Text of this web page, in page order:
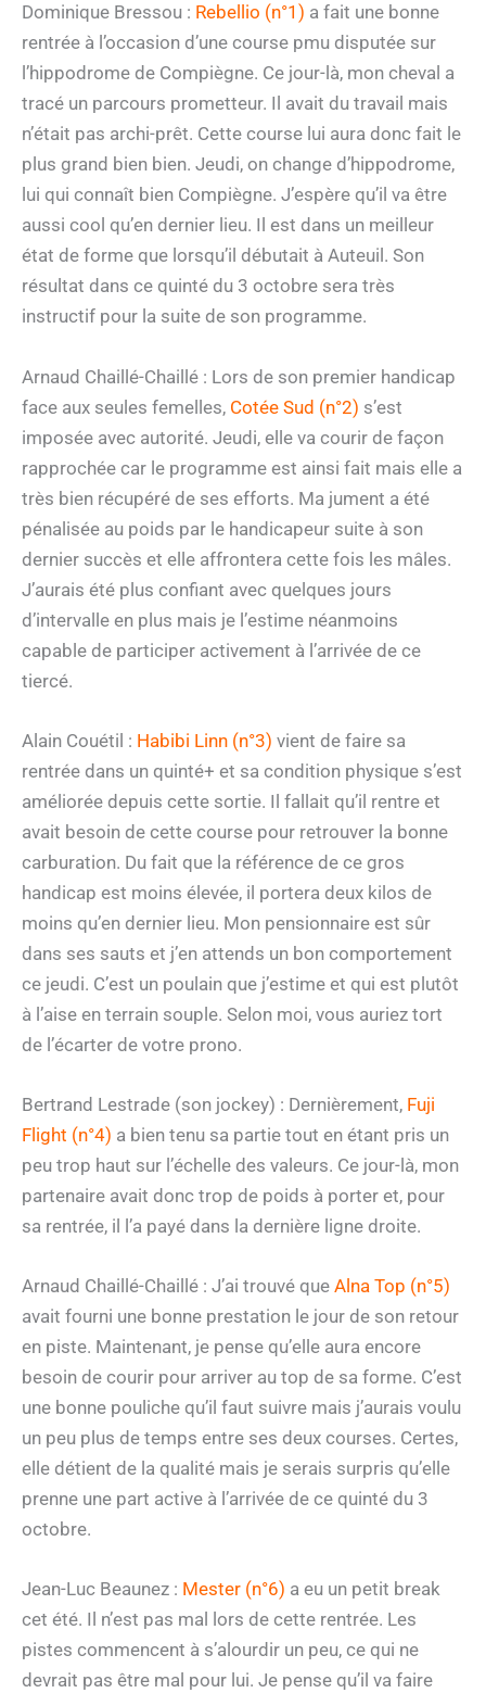
Dominique Bressou : Rebellio (n°1) a fait une bonne
rentrée à l’occasion d’une course pmu disputée sur
l’hippodrome de Compiègne. Ce jour-là, mon cheval a
tracé un parcours prometteur. Il avait du travail mais
n’était pas archi-prêt. Cette course lui aura donc fait le
plus grand bien bien. Jeudi, on change d’hippodrome,
lui qui connaît bien Compiègne. J’espère qu’il va être
aussi cool qu’en dernier lieu. Il est dans un meilleur
état de forme que lorsqu’il débutait à Auteuil. Son
résultat dans ce quinté du 3 octobre sera très
instructif pour la suite de son programme.
Arnaud Chaillé-Chaillé : Lors de son premier handicap
face aux seules femelles, Cotée Sud (n°2) s’est
imposée avec autorité. Jeudi, elle va courir de façon
rapprochée car le programme est ainsi fait mais elle a
très bien récupéré de ses efforts. Ma jument a été
pénalisée au poids par le handicapeur suite à son
dernier succès et elle affrontera cette fois les mâles.
J’aurais été plus confiant avec quelques jours
d’intervalle en plus mais je l’estime néanmoins
capable de participer activement à l’arrivée de ce
tiercé.
Alain Couétil : Habibi Linn (n°3) vient de faire sa
rentrée dans un quinté+ et sa condition physique s’est
améliorée depuis cette sortie. Il fallait qu’il rentre et
avait besoin de cette course pour retrouver la bonne
carburation. Du fait que la référence de ce gros
handicap est moins élevée, il portera deux kilos de
moins qu’en dernier lieu. Mon pensionnaire est sûr
dans ses sauts et j’en attends un bon comportement
ce jeudi. C’est un poulain que j’estime et qui est plutôt
à l’aise en terrain souple. Selon moi, vous auriez tort
de l’écarter de votre prono.
Bertrand Lestrade (son jockey) : Dernièrement, Fuji
Flight (n°4) a bien tenu sa partie tout en étant pris un
peu trop haut sur l’échelle des valeurs. Ce jour-là, mon
partenaire avait donc trop de poids à porter et, pour
sa rentrée, il l’a payé dans la dernière ligne droite.
Arnaud Chaillé-Chaillé : J’ai trouvé que Alna Top (n°5)
avait fourni une bonne prestation le jour de son retour
en piste. Maintenant, je pense qu’elle aura encore
besoin de courir pour arriver au top de sa forme. C’est
une bonne pouliche qu’il faut suivre mais j’aurais voulu
un peu plus de temps entre ses deux courses. Certes,
elle détient de la qualité mais je serais surpris qu’elle
prenne une part active à l’arrivée de ce quinté du 3
octobre.
Jean-Luc Beaunez : Mester (n°6) a eu un petit break
cet été. Il n’est pas mal lors de cette rentrée. Les
pistes commencent à s’alourdir un peu, ce qui ne
devrait pas être mal pour lui. Je pense qu’il va faire